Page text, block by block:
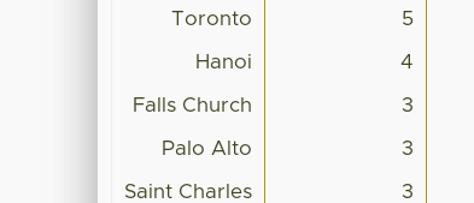
Toronto 5
Hanoi 4
Falls Church 3
Palo Alto 3
Saint Charles 3